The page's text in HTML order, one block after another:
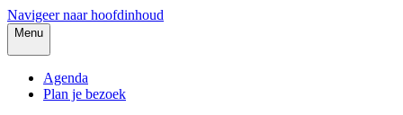
Navigeer naar hoofdinhoud
Menu
Agenda
Plan je bezoek